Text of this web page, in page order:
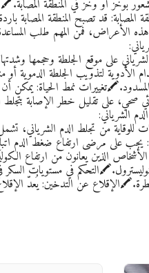
بوخز أو وخز في المنطقة
المصابة: قد تصبح المنطقة المصابة
فمن المهم طلب المساعدة
على موقع الجلطة وحجمها
الأدوية لتذويب الجلطة الدموية أو
نمط الحياة: يمكن
صحي، على تقليل خطر الإصابة بتجلط
الشرياني:
للوقاية من تجلط الدم الشرياني،
على مرضى ارتفاع ضغط الدم
الذين يعانون من ارتفاع
في مستويات
عن التدخين: يُعدّ